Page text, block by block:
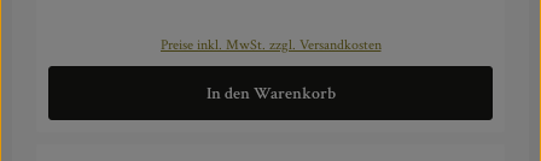
Preise inkl. MwSt. zzgl. Versandkosten
In den Warenkorb